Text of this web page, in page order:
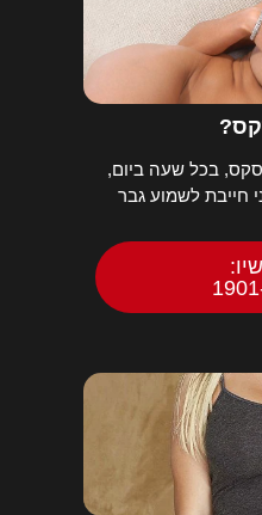
בכל שעה ביום,
חייבת לשמוע גבר